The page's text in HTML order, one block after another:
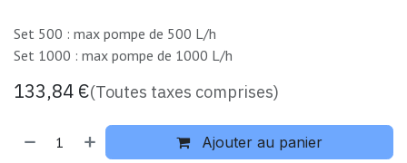
Set 500 : max pompe de 500 L/h
Set 1000 : max pompe de 1000 L/h
133,84 €(Toutes taxes comprises)
Ajouter au panier